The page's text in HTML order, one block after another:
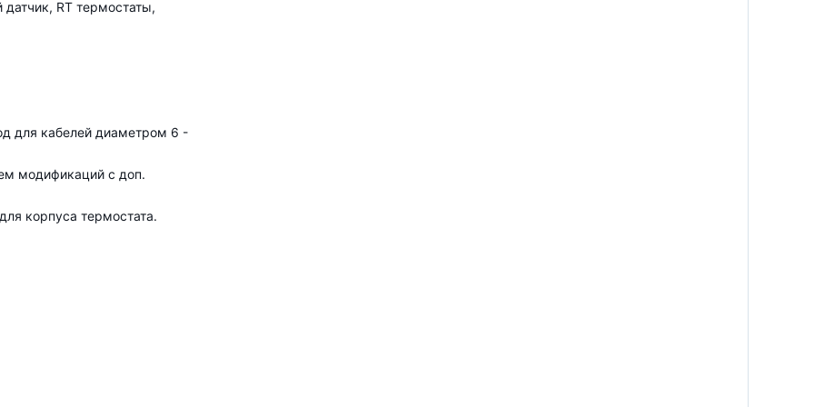
RT термостаты,
для кабелей диаметром 6 -
модификаций с доп.
корпуса термостата.